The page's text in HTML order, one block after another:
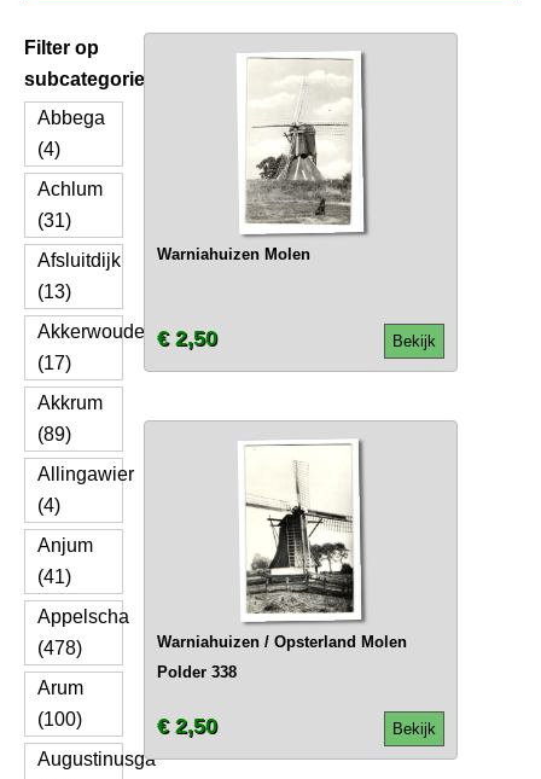
Filter op
subcategorie
Abbega
(4)
Achlum
(31)
Afsluitdijk
(13)
Akkerwoude
(17)
Akkrum
(89)
Allingawier
(4)
Anjum
(41)
Appelscha
(478)
Arum
(100)
Augustinusga
Warniahuizen Molen
Bekijk
€ 2,50
Warniahuizen / Opsterland Molen
Polder 338
Bekijk
€ 2,50